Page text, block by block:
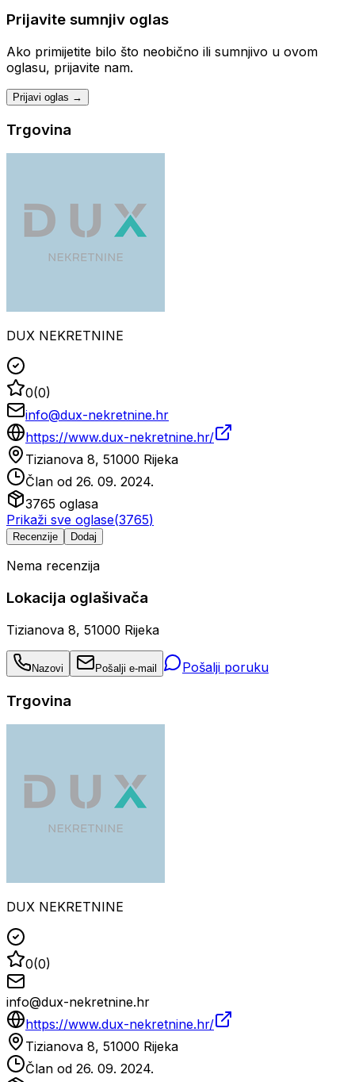
Prijavite sumnjiv oglas
Ako primijetite bilo što neobično ili sumnjivo u ovom
oglasu, prijavite nam.
Prijavi oglas →
Trgovina
DUX NEKRETNINE
0(0)
info@dux-nekretnine.hr
https://www.dux-nekretnine.hr/
Tizianova 8, 51000 Rijeka
Član od 26. 09. 2024.
3765 oglasa
Prikaži sve oglase(3765)
Recenzije Dodaj
Nema recenzija
Lokacija oglašivača
Tizianova 8, 51000 Rijeka
Nazovi Pošalji e-mail Pošalji poruku
Trgovina
DUX NEKRETNINE
0(0)
info@dux-nekretnine.hr
https://www.dux-nekretnine.hr/
Tizianova 8, 51000 Rijeka
Član od 26. 09. 2024.